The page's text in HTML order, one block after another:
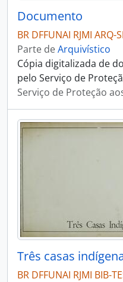
Documento
BR DFFUNAI RJMI
Parte deArquivístico
Cópia digitalizada de
pelo Serviço de
Serviço de Proteção
BR DFFUNAI RJMI BIB-